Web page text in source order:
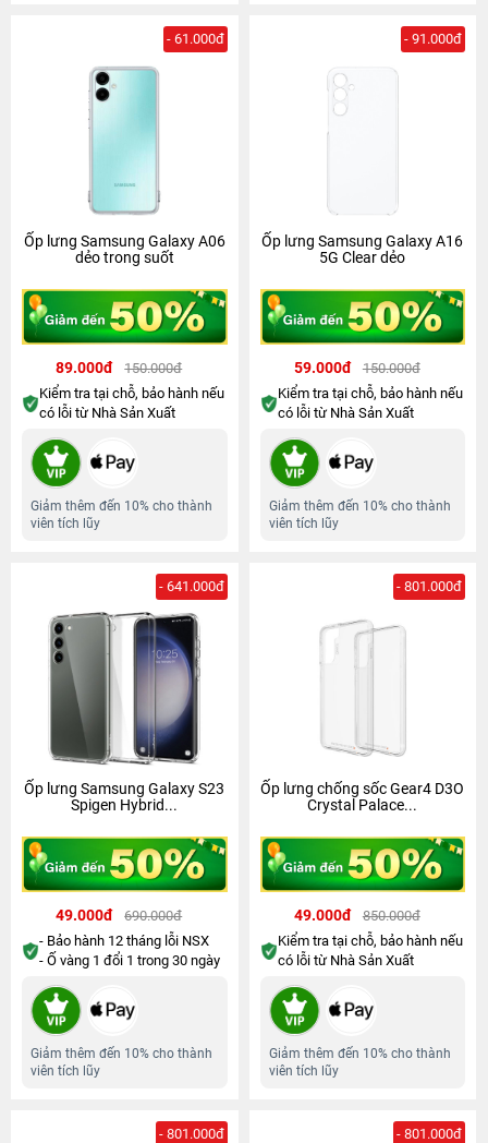
- 61.000đ
Ốp lưng Samsung Galaxy A06
dẻo trong suốt
89.000đ
150.000đ
Kiểm tra tại chỗ, bảo hành nếu
có lỗi từ Nhà Sản Xuất
Giảm thêm đến 10% cho thành
viên tích lũy
- 91.000đ
Ốp lưng Samsung Galaxy A16
5G Clear dẻo
59.000đ
150.000đ
Kiểm tra tại chỗ, bảo hành nếu
có lỗi từ Nhà Sản Xuất
Giảm thêm đến 10% cho thành
viên tích lũy
- 641.000đ
Ốp lưng Samsung Galaxy S23
Spigen Hybrid...
49.000đ
690.000đ
- Bảo hành 12 tháng lỗi NSX
- Ố vàng 1 đổi 1 trong 30 ngày
Giảm thêm đến 10% cho thành
viên tích lũy
- 801.000đ
Ốp lưng chống sốc Gear4 D3O
Crystal Palace...
49.000đ
850.000đ
Kiểm tra tại chỗ, bảo hành nếu
có lỗi từ Nhà Sản Xuất
Giảm thêm đến 10% cho thành
viên tích lũy
- 801.000đ - 801.000đ